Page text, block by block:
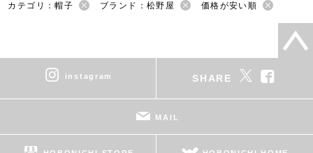
カテゴリ：帽子 ブランド：松野屋 価格が安い順
instagram SHARE
MAIL